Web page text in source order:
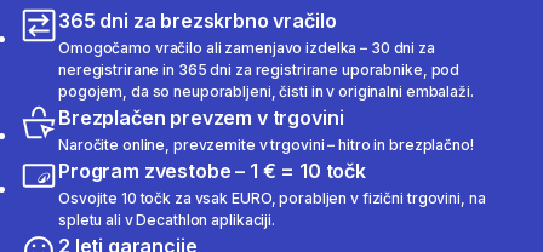
365 dni za brezskrbno vračilo
Omogočamo vračilo ali zamenjavo izdelka – 30 dni za
neregistrirane in 365 dni za registrirane uporabnike, pod
pogojem, da so neuporabljeni, čisti in v originalni embalaži.
Brezplačen prevzem v trgovini
Naročite online, prevzemite v trgovini – hitro in brezplačno!
Program zvestobe – 1 € = 10 točk
Osvojite 10 točk za vsak EURO, porabljen v fizični trgovini, na
spletu ali v Decathlon aplikaciji.
2 leti garancije